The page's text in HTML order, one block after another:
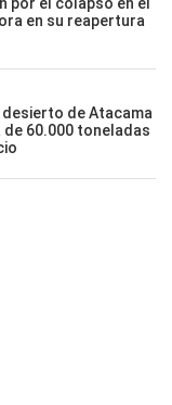
el colapso en el
en su reapertura
de Atacama
60.000 toneladas